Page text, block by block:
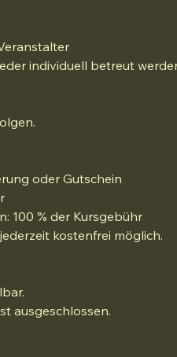
individuell betreut
oder Gutschein
100 % der Kursgebühr
kostenfrei möglich.
ausgeschlossen.